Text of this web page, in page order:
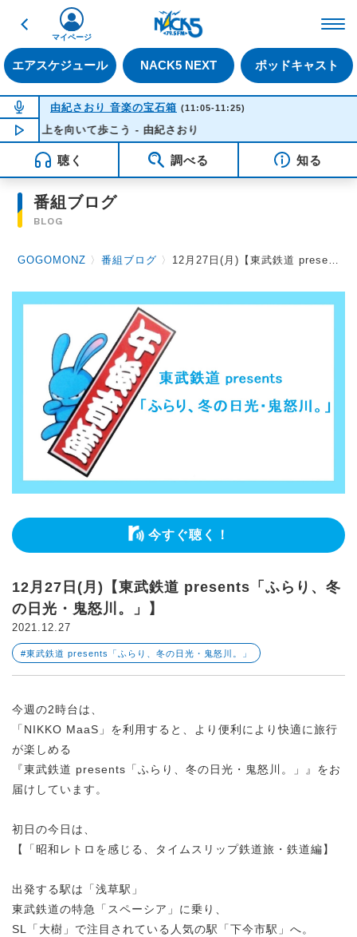
戻る
エアスケジュール NACK5 NEXT ポッドキャスト
マイページ
NOW ON AIR
由紀さおり 音楽の宝石箱 (11:05-11:25)
NOW PLAYING 11:09
上を向いて歩こう - 由紀さおり
聴く 調べる 知る
番組ブログ
BLOG
GOGOMONZ 〉番組ブログ 〉 12月27日(月)【東武鉄道 presents「ふらり、冬の日光・鬼怒川。」】
今すぐ聴く！
12月27日(月)【東武鉄道 presents「ふらり、冬
の日光・鬼怒川。」】
2021.12.27
#東武鉄道 presents「ふらり、冬の日光・鬼怒川。」
今週の2時台は、
「NIKKO MaaS」を利用すると、より便利により快適に旅行
が楽しめる
『東武鉄道 presents「ふらり、冬の日光・鬼怒川。」』をお
届けしています。
初日の今日は、
【「昭和レトロを感じる、タイムスリップ鉄道旅・鉄道編】
出発する駅は「浅草駅」
東武鉄道の特急「スペーシア」に乗り、
SL「大樹」で注目されている人気の駅「下今市駅」へ。